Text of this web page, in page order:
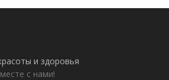
и здоровья
с нами!